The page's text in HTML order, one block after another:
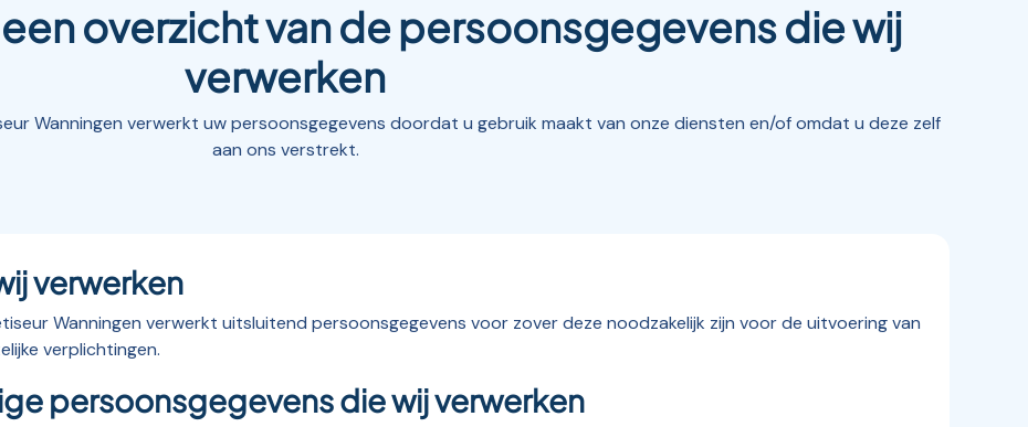
overzicht van de persoonsgegevens die wij
verwerken
Wanningen verwerkt uw persoonsgegevens doordat u gebruik maakt van onze diensten en/of omdat u deze zelf
aan ons verstrekt.
verwerken
Wanningen verwerkt uitsluitend persoonsgegevens voor zover deze noodzakelijk zijn voor de uitvoering van
verplichtingen.
persoonsgegevens die wij verwerken